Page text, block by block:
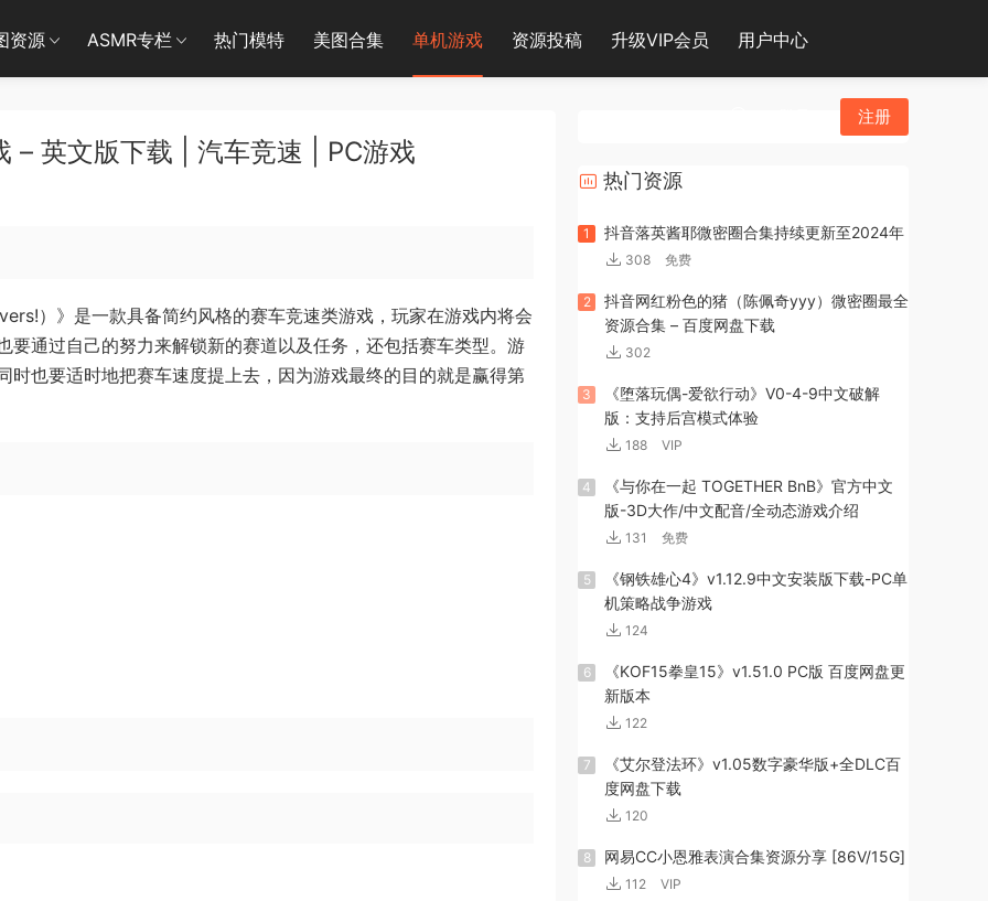
资源 ASMR专栏 热门模特 美图合集 单机游戏 资源投稿 升级VIP会员 用户中心
注册
– 英文版下载 | 汽车竞速 | PC游戏
）》是一款具备简约风格的赛车竞速类游戏，玩家在游戏内将会
通过自己的努力来解锁新的赛道以及任务，还包括赛车类型。游
也要适时地把赛车速度提上去，因为游戏最终的目的就是赢得第
热门资源
1 抖音落英酱耶微密圈合集持续更新至2024年
308 免费
2
抖音网红粉色的猪（陈佩奇yyy）微密圈最全
资源合集 – 百度网盘下载
302
3
《堕落玩偶-爱欲行动》V0-4-9中文破解
版：支持后宫模式体验
188 VIP
4
《与你在一起 TOGETHER BnB》官方中文
版-3D大作/中文配音/全动态游戏介绍
131 免费
5
《钢铁雄心4》v1.12.9中文安装版下载-PC单
机策略战争游戏
124
6
《KOF15拳皇15》v1.51.0 PC版 百度网盘更
新版本
122
7
《艾尔登法环》v1.05数字豪华版+全DLC百
度网盘下载
120
8 网易CC小恩雅表演合集资源分享 [86V/15G]
112 VIP